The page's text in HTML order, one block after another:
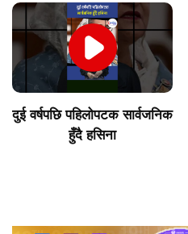
दुई वर्षपछि पहिलोपटक सार्वजनिक
हुँदै हसिना